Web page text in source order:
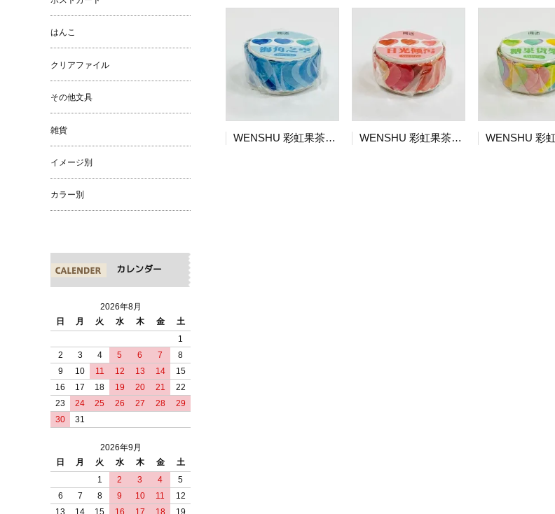
WENSHU 彩虹果茶系列列 マスキングシール 海角之空 WENSHU 彩虹果茶系列列 マスキングシール 日光倾泻
はんこ
クリアファイル
その他文具
雑貨
イメージ別
カラー別
カレンダー
2026年8月
日
月 火 水 木 金
土
1
2
3 4 5 6 7
8
9
10 11 12 13 14
15
16
17 18 19 20 21
22
23
24 25 26 27 28
29
30
31
2026年9月
日
月 火 水 木 金
土
1
2 3 4
5
6
7 8 9 10 11
12
13
14 15 16 17 18 19